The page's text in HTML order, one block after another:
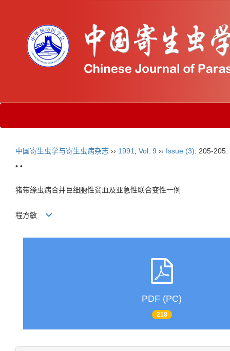
中国寄生虫学与寄生虫病杂志 ›› 1991 Vol. 9 ›› Issue (3): 205-205.
• •
猪带绦虫病合并巨细胞性贫血及亚急性联合变性一例
程方敏
PDF (PC)
218